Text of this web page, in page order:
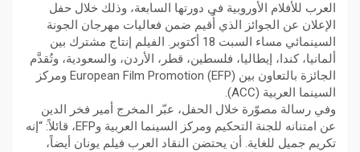
العرب للأفلام الأوروبية في دورتها السابعة، وذلك خلال حفل
الإعلان عن الجوائز الذي أُقيم ضمن فعاليات مهرجان الجونة
السينمائي مساء السبت 18 أكتوبر. الفيلم إنتاج مشترك بين
ألمانيا، كندا، إيطاليا، فلسطين، قطر، الأردن، والسعودية، وتُقدَّم
الجائزة بالتعاون بين European Film Promotion (EFP) ومركز
السينما العربية (ACC).
وفي رسالة مصوّرة خلال الحفل، عبّر المخرج أمير فخر الدين
عن امتنانه للجنة التحكيم ومركز السينما العربية وEFP، قائلاً: “إنه
تكريم جميل للغاية. أن يحتضن النقاد العرب فيلم يونان أيضاً،